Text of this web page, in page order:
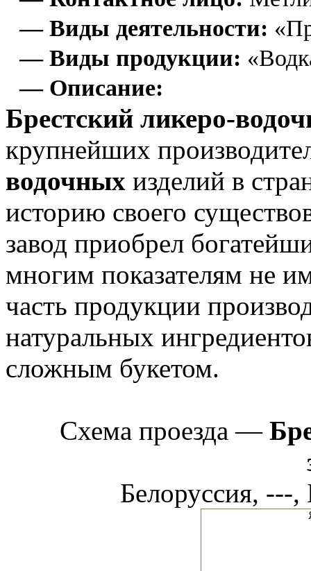
— Виды деятельности:
— Виды продукции:
— Описание:
Брестский ликеро-
крупнейших
водочных изделий в
историю своего
завод приобрел
многим показателям не
часть продукции
натуральных
сложным букетом.
Схема проезда —
Белоруссия, ---,